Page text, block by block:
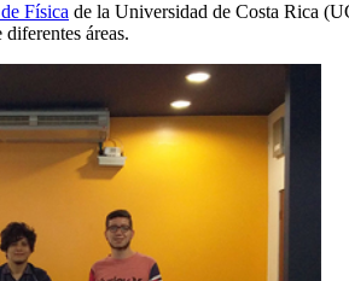
Física de la Universidad de Costa Rica
áreas.